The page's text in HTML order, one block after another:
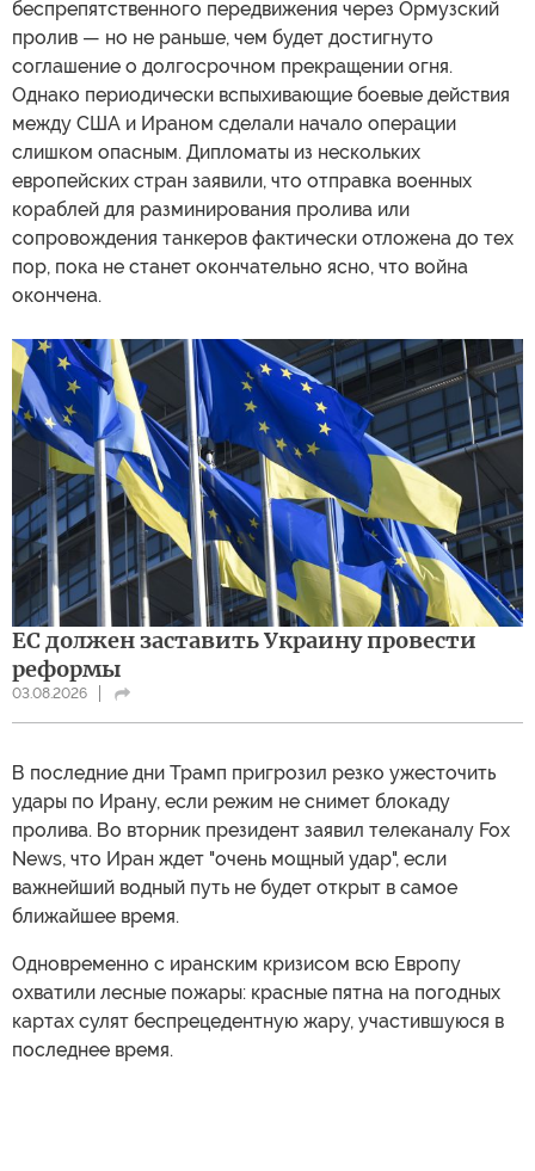
беспрепятственного передвижения через Ормузский
пролив — но не раньше, чем будет достигнуто
соглашение о долгосрочном прекращении огня.
Однако периодически вспыхивающие боевые действия
между США и Ираном сделали начало операции
слишком опасным. Дипломаты из нескольких
европейских стран заявили, что отправка военных
кораблей для разминирования пролива или
сопровождения танкеров фактически отложена до тех
пор, пока не станет окончательно ясно, что война
окончена.
ЕС должен заставить Украину провести
реформы
03.08.2026
В последние дни Трамп пригрозил резко ужесточить
удары по Ирану, если режим не снимет блокаду
пролива. Во вторник президент заявил телеканалу Fox
News, что Иран ждет "очень мощный удар", если
важнейший водный путь не будет открыт в самое
ближайшее время.
Одновременно с иранским кризисом всю Европу
охватили лесные пожары: красные пятна на погодных
картах сулят беспрецедентную жару, участившуюся в
последнее время.